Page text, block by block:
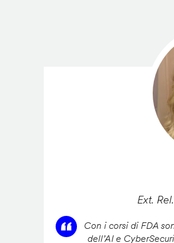
Ext.
Con i corsi di FDA
dell’AI e